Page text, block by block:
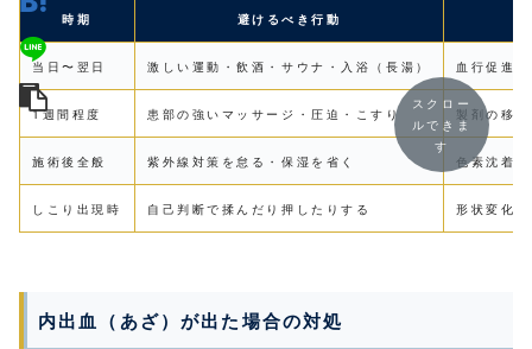
時期 避けるべき行動
当日〜翌日 激しい運動・飲酒・サウナ・入浴（長湯） 血行促進
1週間程度 患部の強いマッサージ・圧迫・こすり 製剤の移
施術後全般 紫外線対策を怠る・保湿を省く 色素沈着
しこり出現時 自己判断で揉んだり押したりする 形状変化
スクロー
ルできま
す
内出血（あざ）が出た場合の対処